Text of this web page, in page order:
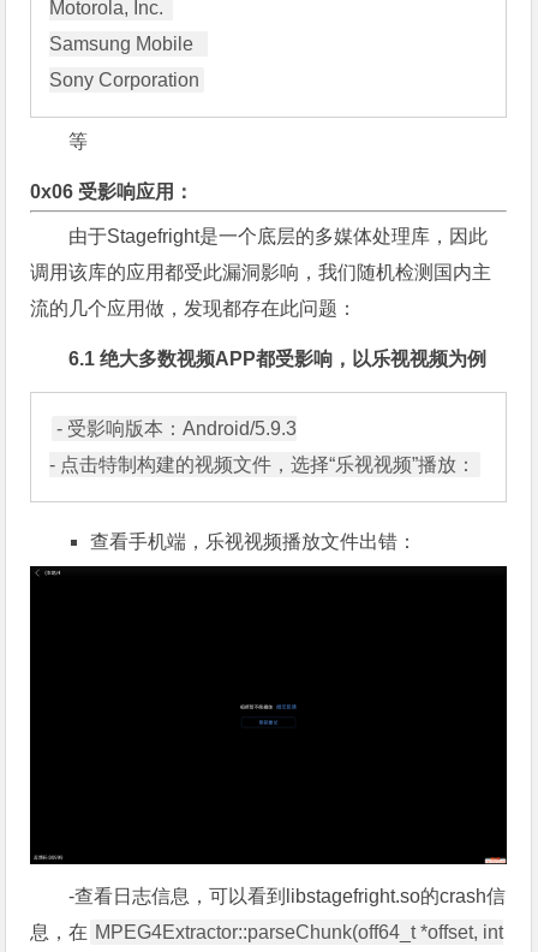
Motorola, Inc.
Samsung Mobile
等
0x06 受影响应用：
由于Stagefright是一个底层的多媒体处理库，因此
调用该库的应用都受此漏洞影响，我们随机检测国内主
流的几个应用做，发现都存在此问题：
6.1 绝大多数视频APP都受影响，以乐视视频为例
- 受影响版本：Android/5.9.3
查看手机端，乐视视频播放文件出错：
-查看日志信息，可以看到libstagefright.so的crash信
息，在 MPEG4Extractor::parseChunk(off64_t *offset, int